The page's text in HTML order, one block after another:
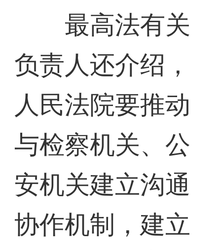
最高法有关
负责人还介绍，
人民法院要推动
与检察机关、公
安机关建立沟通
协作机制，建立